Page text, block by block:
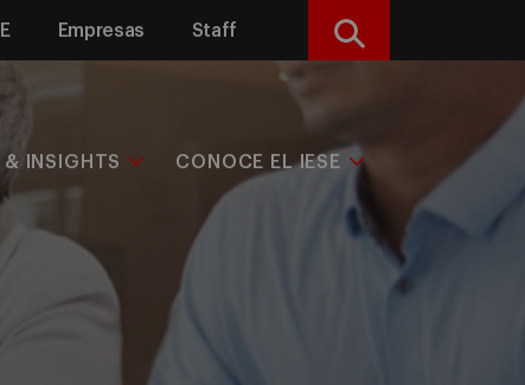
Empresas Staff Buscar
& INSIGHTS CONOCE EL IESE